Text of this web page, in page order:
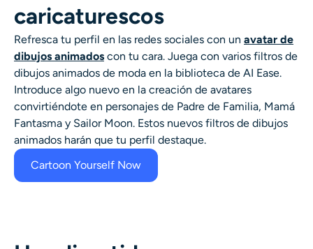
caricaturescos
Refresca tu perfil en las redes sociales con un avatar de
dibujos animados con tu cara. Juega con varios filtros de
dibujos animados de moda en la biblioteca de AI Ease.
Introduce algo nuevo en la creación de avatares
convirtiéndote en personajes de Padre de Familia, Mamá
Fantasma y Sailor Moon. Estos nuevos filtros de dibujos
animados harán que tu perfil destaque.
Cartoon Yourself Now